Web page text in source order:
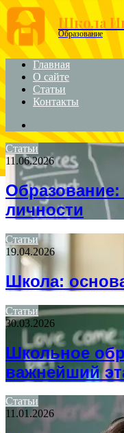
Menu
Школа
Образование
Главная
О сайте
Статьи
Контакты
for
Статьи
11.06.2026
личности
Статьи
19.04.2026
Школа:
Статьи
30.03.2026
Школьное
важнейший
Статьи
11.01.2026